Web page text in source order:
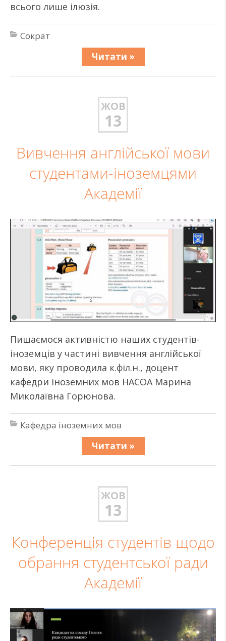
всього лише ілюзія.
Сократ
Читати »
ЖОВ
13
Вивчення англійської мови
студентами-іноземцями
Академії
Пишаємося активністю наших студентів-
іноземців у частині вивчення англійської
мови, яку проводила к.філ.н., доцент
кафедри іноземних мов НАСОА Марина
Миколаївна Горюнова.
Кафедра іноземних мов
Читати »
ЖОВ
13
Конференція студентів щодо
обрання студентської ради
Академії